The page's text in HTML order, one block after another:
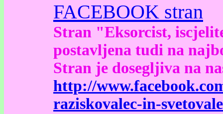
FACEBOOK stran
Stran "Eksorcist,
postavljena tudi na
Stran je dosegljiva na
http://
raziskovalec-in-